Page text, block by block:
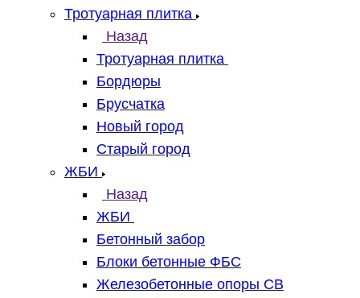
Тротуарная плитка
Назад
Тротуарная плитка
Бордюры
Брусчатка
Новый город
Старый город
ЖБИ
Назад
ЖБИ
Бетонный забор
Блоки бетонные ФБС
Железобетонные опоры СВ